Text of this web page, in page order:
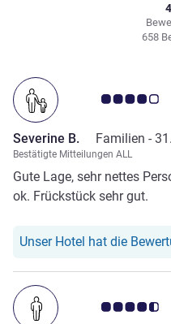
658
Note
Severine B. Familien -
Bestätigte Mitteilungen ALL
Gute Lage, sehr nettes
ok. Frückstück sehr gut.
Unser Hotel hat die
Note